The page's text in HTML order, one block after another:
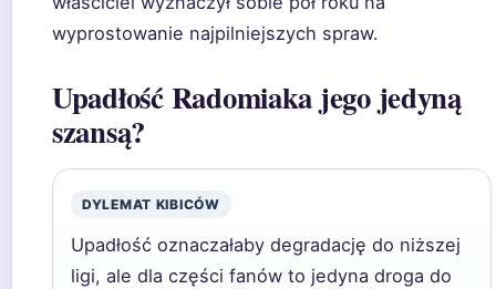
wyprostowanie najpilniejszych spraw.
Upadłość Radomiaka jego jedyną
szansą?
DYLEMAT KIBICÓW
Upadłość oznaczałaby degradację do niższej
ligi, ale dla części fanów to jedyna droga do